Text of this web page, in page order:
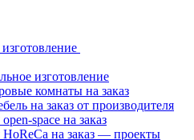
изготовление
комнаты на заказ
на заказ от производителя
space на заказ
на заказ — проекты